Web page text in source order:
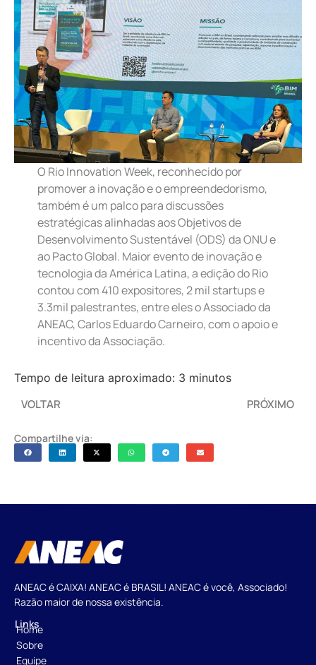
Compartilhe via:
O Rio Innovation Week, reconhecido por
promover a inovação e o empreendedorismo,
também é um palco para discussões
estratégicas alinhadas aos Objetivos de
Desenvolvimento Sustentável (ODS) da ONU e
ao Pacto Global. Maior evento de inovação e
tecnologia da América Latina, a edição do Rio
contou com 410 expositores, 2 mil startups e
3.3mil palestrantes, entre eles o Associado da
ANEAC, Carlos Eduardo Carneiro, com o apoio e
incentivo da Associação.
Tempo de leitura aproximado: 3 minutos
VOLTAR PRÓXIMO
ANEAC é CAIXA! ANEAC é BRASIL! ANEAC é você, Associado!
Razão maior de nossa existência.
Links
Home
Sobre
Equipe